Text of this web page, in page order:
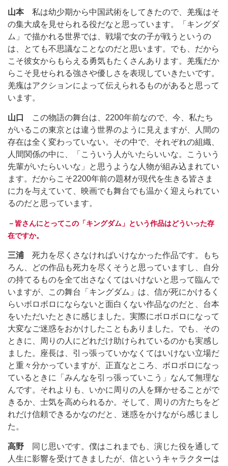
山本私は幼少期から中国武術をしてきたので、羌瘣はそ
の集大成を見せられる役だなと思っています。「キングダ
ム」で描かれる世界では、戦場で女の子が戦うというの
は、とても不思議なことなのだと思います。でも、だから
こそ彼女からもらえる勇気もたくさんあります。羌瘣だか
らこそ見せられる強さや優しさを表現していきたいです。
羌瘣はアクションによって伝えられるものがあると思って
います。
山口
この物語の舞台は、2200年前なので、今、私たち
がいるこの東京とは違う世界のように見えますが、人間の
存在は全く変わっていない。その中で、それぞれの組織、
人間関係の中に、「こういう人がいたらいいな。こういう
先輩がいたらいいな」と思うような人物が組み込まれてい
ます。だからこそ2200年前の題材が現代を生きる皆さま
に力を与えていて、映画でも舞台でも温かく迎えられてい
るのだと思っています。
－皆さんにとってこの「キングダム」という作品はどういった存
在ですか。
三浦 死力を尽くさなければいけなかった作品です。もち
ろん、どの作品も死力を尽くそうと思っていますし、自分
の持てるものを全て出さなくてはいけないと思って臨んで
いますが、この舞台「キングダム」は、信が死にかけるく
らいボロボロにならないと面白くない作品なのだと、台本
をいただいたときに感じました。実際にボロボロになって
大変なご迷惑をおかけしたこともありました。でも、その
ときに、周りの人にどれだけ助けられているのかも実感し
ました。座長は、引っ張っていかなくてはいけない立場だ
と重々分かっていますが、正直なところ、ボロボロになっ
ているときに「みんなを引っ張っていこう」なんて無理な
んです。それよりも、いかに周りの人を輝かせることがで
きるか、士気を高められるか。そして、周りの方たちをど
れだけ信頼できるかなのだと、迷惑をかけながら感じまし
た。
高野 同じ思いです。僕はこれまでも、演じた役を通して
人生に影響を受けてきましたが、信というキャラクターは